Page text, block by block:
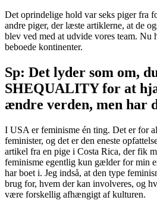
Det oprindelige hold var seks piger fra
andre piger, der læste artiklerne, at de
blev ved med at udvide vores team. Nu
beboede kontinenter.
Sp: Det lyder som om,
SHEQUALITY for at
ændre verden, men har
I USA er feminisme én ting. Det er for
feminister, og det er den eneste
artikel fra en pige i Costa Rica, der fik
feminisme egentlig kun gælder for min
har boet i. Jeg indså, at den type
brug for, hvem der kan involveres, og
være forskellig afhængigt af kulturen.